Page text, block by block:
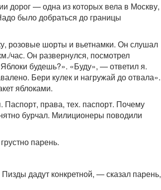
дорог — одна из которых вела в Москву,
было добраться до границы
розовые шорты и вьетнамки. Он слушал
час. Он развернулся, посмотрел
будешь?». «Буду», — ответил я.
Бери кулек и нагружай до отвала».
яблоками.
права, тех. паспорт. Почему
бурчал. Милиционеры поводили
парень.
дадут конкретной, — сказал парень,